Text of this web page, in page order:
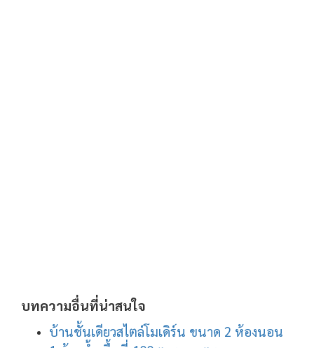
บทความอื่นที่น่าสนใจ
บ้านชั้นเดียวสไตล์โมเดิร์น ขนาด 2 ห้องนอน